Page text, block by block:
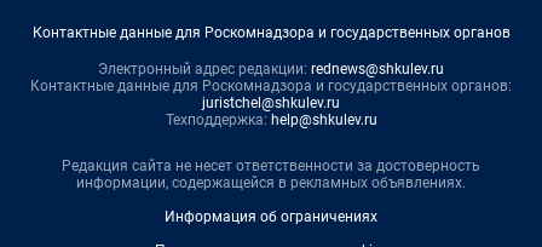
Контактные данные для Роскомнадзора и государственных органов
Электронный адрес редакции: rednews@shkulev.ru
Контактные данные для Роскомнадзора и государственных органов:
juristchel@shkulev.ru
Техподдержка: help@shkulev.ru
Редакция сайта не несет ответственности за достоверность
информации, содержащейся в рекламных объявлениях.
Информация об ограничениях